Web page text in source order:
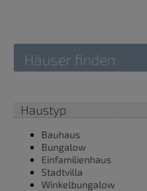
Häuser finden
Haustyp
Bauhaus
Bungalow
Einfamilienhaus
Stadtvilla
Winkelbungalow